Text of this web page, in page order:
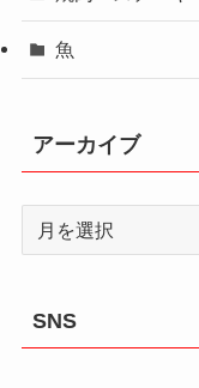
魚
アーカイブ
SNS